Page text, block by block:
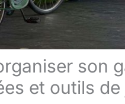
son
et outils de